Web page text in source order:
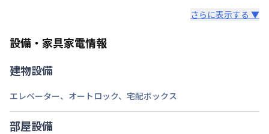
情報更新日 2026年7月25日
詳しくは下記のページをご覧ください。
https://x-house.co.jp/flow/
さらに表示する ▼
設備・家具家電情報
建物設備
エレベーター、 オートロック、 宅配ボックス
部屋設備